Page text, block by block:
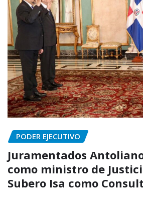
PODER EJECUTIVO
Juramentados
como ministro de
Subero Isa como